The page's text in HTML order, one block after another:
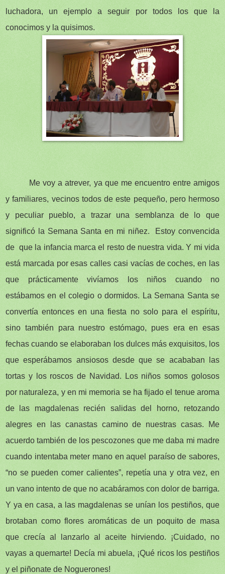
luchadora, un ejemplo a seguir por todos los que la
conocimos y la quisimos.
Me voy a atrever, ya que me encuentro entre amigos
y familiares, vecinos todos de este pequeño, pero hermoso
y peculiar pueblo, a trazar una semblanza de lo que
significó la Semana Santa en mi niñez. Estoy convencida
de que la infancia marca el resto de nuestra vida. Y mi vida
está marcada por esas calles casi vacías de coches, en las
que prácticamente vivíamos los niños cuando no
estábamos en el colegio o dormidos. La Semana Santa se
convertía entonces en una fiesta no solo para el espíritu,
sino también para nuestro estómago, pues era en esas
fechas cuando se elaboraban los dulces más exquisitos, los
que esperábamos ansiosos desde que se acababan las
tortas y los roscos de Navidad. Los niños somos golosos
por naturaleza, y en mi memoria se ha fijado el tenue aroma
de las magdalenas recién salidas del horno, retozando
alegres en las canastas camino de nuestras casas. Me
acuerdo también de los pescozones que me daba mi madre
cuando intentaba meter mano en aquel paraíso de sabores,
“no se pueden comer calientes”, repetía una y otra vez, en
un vano intento de que no acabáramos con dolor de barriga.
Y ya en casa, a las magdalenas se unían los pestiños, que
brotaban como flores aromáticas de un poquito de masa
que crecía al lanzarlo al aceite hirviendo. ¡Cuidado, no
vayas a quemarte! Decía mi abuela, ¡Qué ricos los pestiños
y el piñonate de Noguerones!